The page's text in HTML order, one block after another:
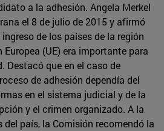
a la adhesión. Angela Merkel
el 8 de julio de 2015 y afirmó
de los países de la región
(UE) era importante para
Destacó que en el caso de
de adhesión dependía del
en el sistema judicial y de la
y el crimen organizado. A la
del país, la Comisión recomendó la